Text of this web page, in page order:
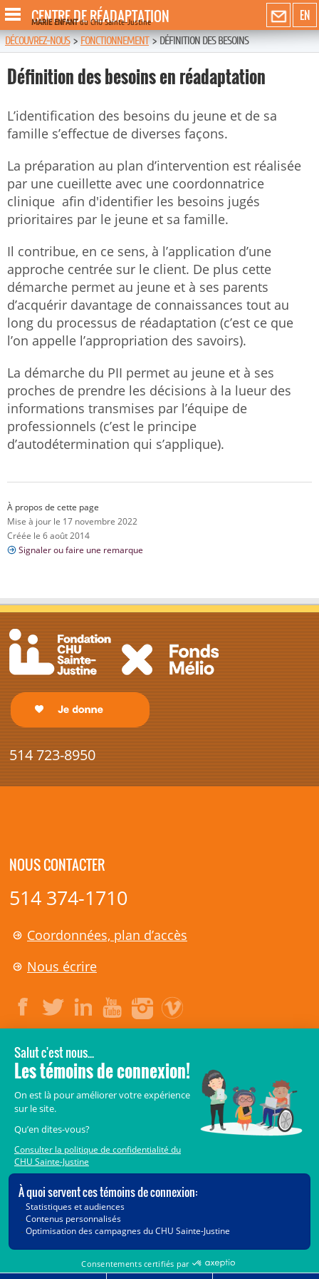
EN
CENTRE DE RÉADAPTATION
MARIE ENFANTdu CHU Sainte-Justine
DÉCOUVREZ-NOUS>FONCTIONNEMENT>DÉFINITION DES BESOINS
Définition des besoins en réadaptation
L’identification des besoins du jeune et de sa
famille s’effectue de diverses façons.
La préparation au plan d’intervention est réalisée
par une cueillette avec une coordonnatrice
clinique afin d'identifier les besoins jugés
prioritaires par le jeune et sa famille.
Il contribue, en ce sens, à l’application d’une
approche centrée sur le client. De plus cette
démarche permet au jeune et à ses parents
d’acquérir davantage de connaissances tout au
long du processus de réadaptation (c’est ce que
l’on appelle l’appropriation des savoirs).
La démarche du PII permet au jeune et à ses
proches de prendre les décisions à la lueur des
informations transmises par l’équipe de
professionnels (c’est le principe
d’autodétermination qui s’applique).
À propos de cette page
Mise à jour le 17 novembre 2022
Créée le 6 août 2014
Signaler ou faire une remarque
514 723-8950
NOUS CONTACTER
514 374-1710
Coordonnées, plan d’accès
Nous écrire
LÉGAL
© 2006-2026
CHU Sainte-Justine.
Tous droits réservés.
Avis légaux Confidentialité